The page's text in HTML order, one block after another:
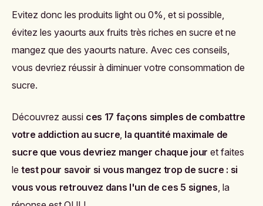
Evitez donc les produits light ou 0%, et si possible,
évitez les yaourts aux fruits très riches en sucre et ne
mangez que des yaourts nature. Avec ces conseils,
vous devriez réussir à diminuer votre consommation de
sucre.
Découvrez aussi ces 17 façons simples de combattre
votre addiction au sucre la quantité maximale de
sucre que vous devriez manger chaque jour et faites
le test pour savoir si vous mangez trop de sucre : si
vous vous retrouvez dans l'un de ces 5 signes , la